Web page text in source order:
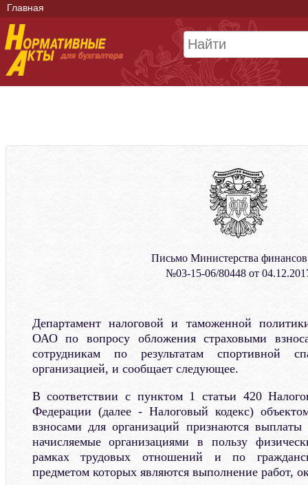
Главная
Письмо Министерства
№03-15-06/80448 от
Департамент налоговой и таможенной
ОАО по вопросу обложения страховыми
сотрудникам по результатам спортивной
организацией, и сообщает следующее.
В соответствии с пунктом 1 статьи 420
Федерации (далее - Налоговый кодекс)
взносами для организаций признаются
начисляемые организациями в пользу
рамках трудовых отношений и по
предметом которых являются выполнение работ,